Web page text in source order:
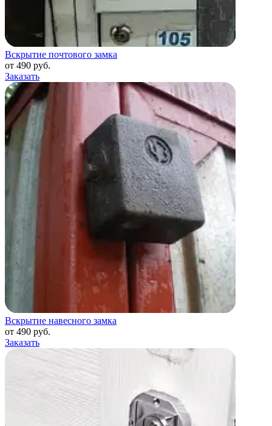
Вскрытие почтового замка
от 490 руб.
Заказать
Вскрытие навесного замка
от 490 руб.
Заказать